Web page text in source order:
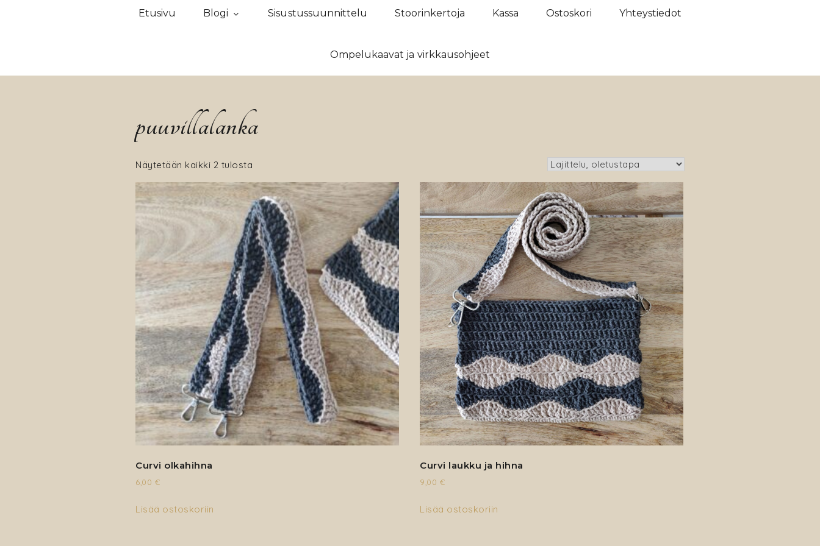
Etusivu Blogi Sisustussuunnittelu Stoorinkertoja Kassa Ostoskori Yhteystiedot
Ompelukaavat ja virkkausohjeet
puuvillalanka
Näytetään kaikki 2 tulosta
Curvi olkahihna
6,00 €
Lisää ostoskoriin
Curvi laukku ja hihna
9,00 €
Lisää ostoskoriin